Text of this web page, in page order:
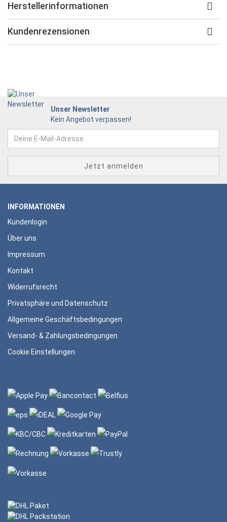
Herstellerinformationen
Kundenrezensionen
Unser Newsletter
Kein Angebot verpassen!
INFORMATIONEN
Kundenlogin
Über uns
Impressum
Kontakt
Widerrufsrecht
Privatsphäre und Datenschutz
Allgemeine Geschäftsbedingungen
Versand- & Zahlungsbedingungen
Cookie Einstellungen